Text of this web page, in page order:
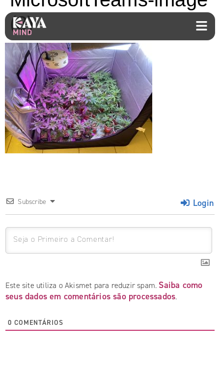
(8)
Subscribe Login
Este site utiliza o Akismet para reduzir spam. Saiba como
seus dados em comentários são processados.
0 COMENTÁRIOS